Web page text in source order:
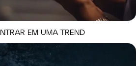
EM UMA TREND